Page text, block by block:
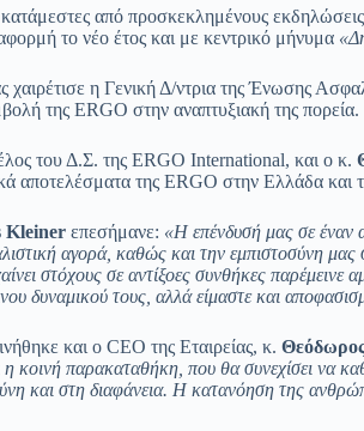
από προσκεκλημένους
το νέο έτος και με κεντρικό μήνυμα
η Γενική Δ/ντρια της Ένωσης
της ERGO στην αναπτυξιακή της πορεία.
του Δ.Σ. της ERGO International, και ο κ.
αποτελέσματα της ERGO στην Ελλάδα και
Kleiner επεσήμανε: «Η επένδυσή μας σε έναν
αγορά, καθώς και την εμπιστοσύνη
στόχους σε αντίξοες συνθήκες
δυναμικού τους, αλλά είμαστε και
και ο CEO της Εταιρείας, κ.
κοινή παρακαταθήκη, που θα συνεχίσει να
και στη διαφάνεια. Η κατανόηση της